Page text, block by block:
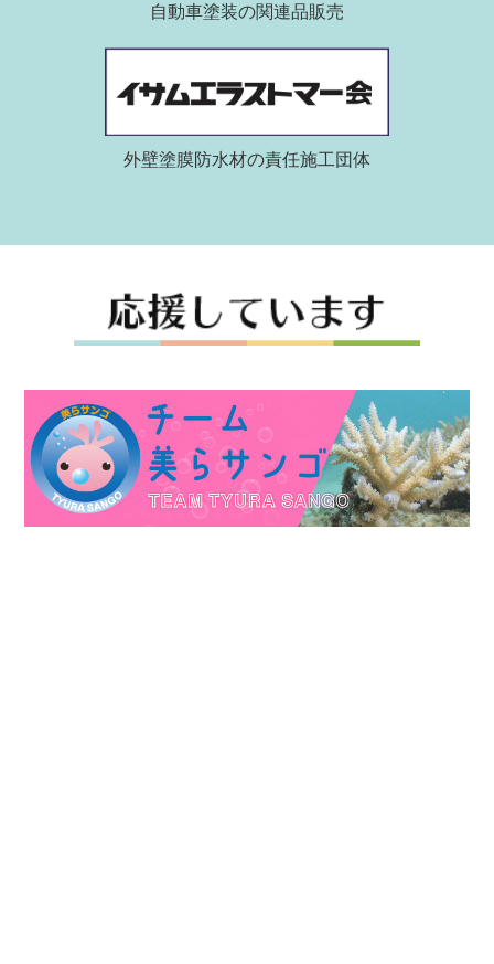
自動車塗装の関連品販売
外壁塗膜防水材の責任施工団体